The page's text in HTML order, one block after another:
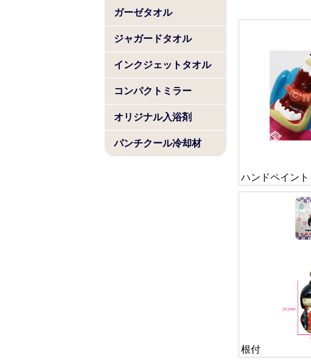
ガーゼタオル
ジャガードタオル
インクジェットタオル
コンパクトミラー
オリジナル入浴剤
パンチクール冷却材
ハンドペイント
根付